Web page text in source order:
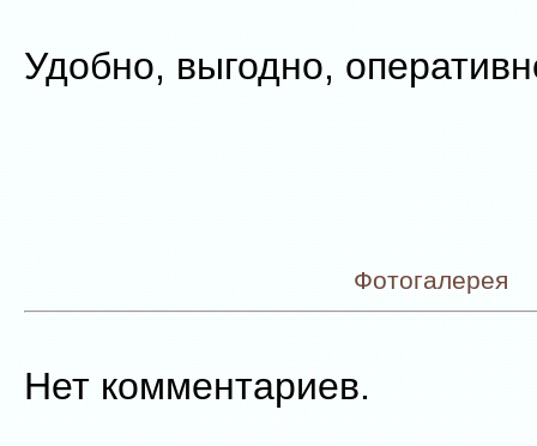
Удобно, выгодно,
Фотогалерея
Нет комментариев.